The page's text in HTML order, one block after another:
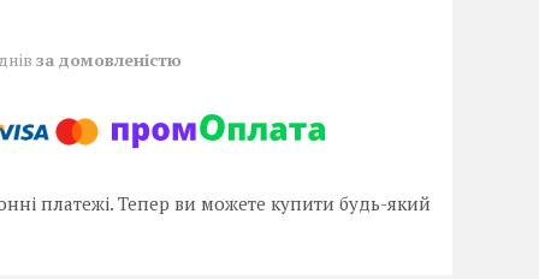
за домовленістю
платежі. Тепер ви можете купити будь-який